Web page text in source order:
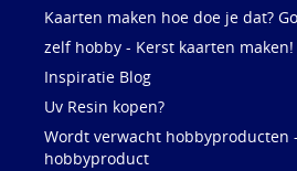
Kaarten maken hoe doe je dat?
zelf hobby - Kerst kaarten
Inspiratie Blog
Uv Resin kopen?
Wordt verwacht hobbyproducten
hobbyproduct